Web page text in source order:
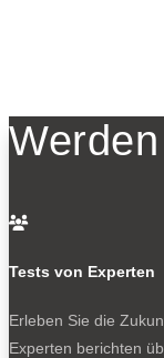

Tests von Experten
Erleben Sie die
Experten berichten